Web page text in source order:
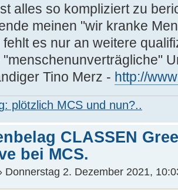
alles so kompliziert zu
meinen "wir kranke
fehlt es nur an weitere
Tino Merz - http://
plötzlich MCS und nun?..
CLASSEN
bei MCS.
Donnerstag 2. Dezember 2021,